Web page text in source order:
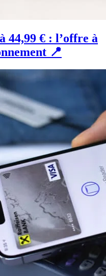
44,99 € : l’offre à
📍